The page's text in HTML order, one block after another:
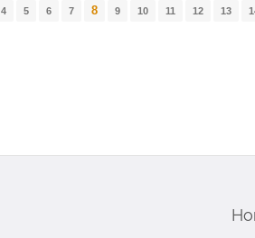
4 5 6 7 8 9 10 11 12 13